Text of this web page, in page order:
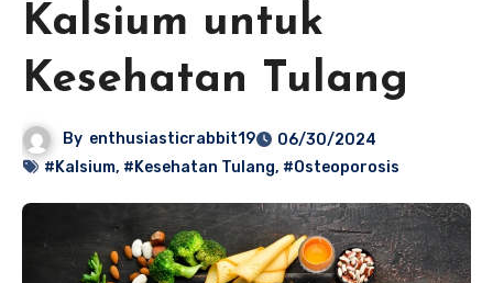
Kalsium untuk
Kesehatan Tulang
By enthusiasticrabbit19
06/30/2024
#Kalsium, #Kesehatan Tulang, #Osteoporosis